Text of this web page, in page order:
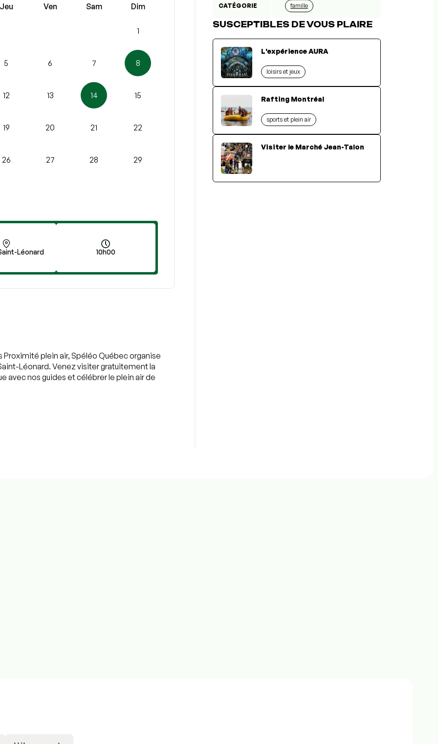
Jeu Ven Sam Dim
1
5 6 7 8
12 13 14 15
19 20 21 22
26 27 28 29
Léonard 10h00
Proximité plein air, Spéléo Québec organise
Léonard. Venez visiter gratuitement la
avec nos guides et célébrer le plein air de
CATÉGORIE famille
SUSCEPTIBLES DE VOUS PLAIRE
L'expérience AURA
loisirs et jeux
Rafting Montréal
sports et plein air
Visiter le Marché Jean-Talon